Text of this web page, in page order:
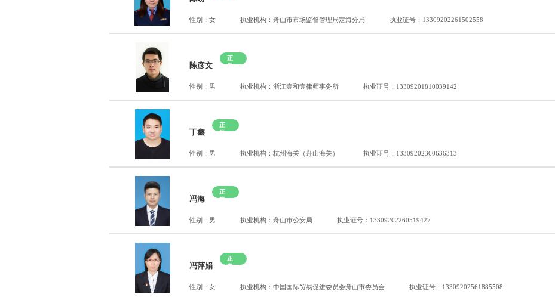
性别：女 执业机构：舟山市市场监督管理局定海分局 执业证号：13309202261502558
陈彦文
正
常
性别：男 执业机构：浙江壹和壹律师事务所 执业证号：13309201810039142
丁鑫
正
常
性别：男 执业机构：杭州海关（舟山海关） 执业证号：13309202360636313
冯海
正
常
性别：男 执业机构：舟山市公安局 执业证号：13309202260519427
冯萍娟
正
常
性别：女 执业机构：中国国际贸易促进委员会舟山市委员会 执业证号：13309202561885508